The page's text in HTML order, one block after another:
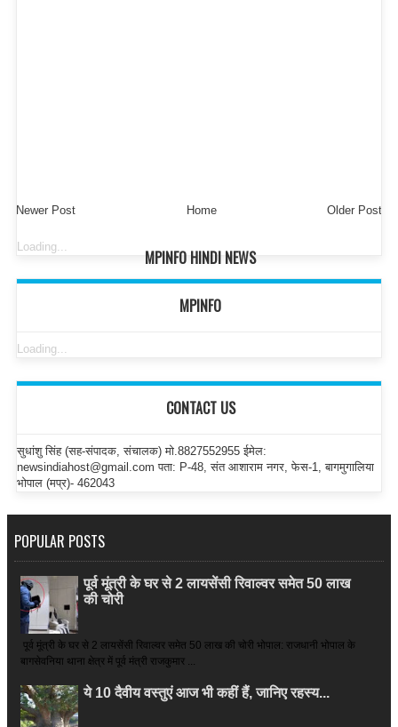
Newer Post Older Post
Home
MPINFO HINDI NEWS
Loading...
MPINFO
Loading...
CONTACT US
सुधांशु सिंह (सह-संपादक, संचालक) मो.8827552955 ईमेल:
newsindiahost@gmail.com पता: P-48, संत आशाराम नगर, फेस-1, बागमुगालिया
भोपाल (मप्र)- 462043
POPULAR POSTS
पूर्व मूंत्री के घर से 2 लायसेंसी रिवाल्वर समेत 50 लाख
की चोरी
पूर्व मूंत्री के घर से 2 लायसेंसी रिवाल्वर समेत 50 लाख की चोरी भोपाल: राजधानी भोपाल के
बागसेवनिया थाना क्षेत्र में पूर्व मंत्री राजकुमार ...
ये 10 दैवीय वस्तुएं आज भी कहीं हैं, जानिए रहस्य...